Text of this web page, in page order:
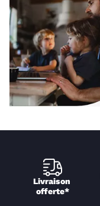
Livraison
offerte*